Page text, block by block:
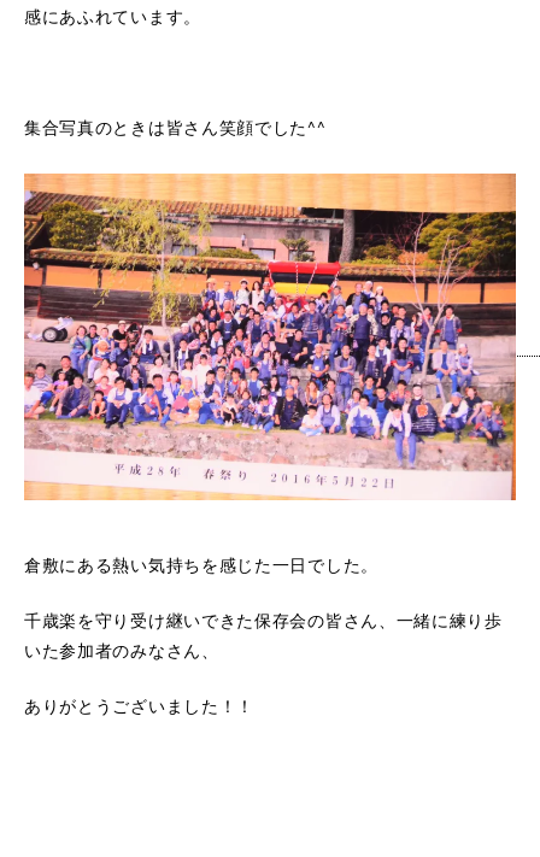
感にあふれています。
集合写真のときは皆さん笑顔でした^^
倉敷にある熱い気持ちを感じた一日でした。
千歳楽を守り受け継いできた保存会の皆さん、一緒に練り歩
いた参加者のみなさん、
ありがとうございました！！